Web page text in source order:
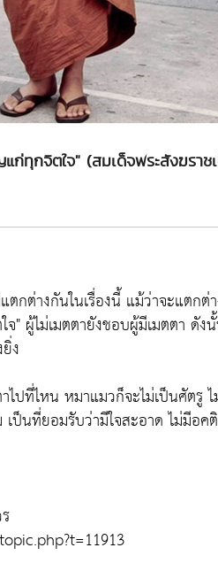
ก่ทุกจิตใจ" (สมเด็จพระสังฆราช
กต่างกันในเรื่องนี้ แม้ว่าจะแตก
จ" ผู้ไม่เมตตายังชอบผู้มีเมตตา ดั
ง
ไปที่ไหน หมาแมวก็จะไม่เป็นศัตรู
ป็นที่ยอมรับว่ามีใจสะอาด ไม่มีอค